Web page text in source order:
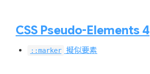
CSS Pseudo-Elements 4
::marker 擬似要素